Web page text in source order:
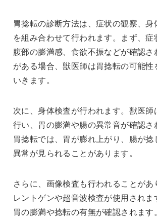
胃捻転の診断方法は、症状の観察、
を組み合わせて行われます。まず、
腹部の膨満感、食欲不振などが確認
がある場合、獣医師は胃捻転の可能
いきます。
次に、身体検査が行われます。獣医
行い、胃の膨満や腸の異常音が確認
胃捻転では、胃が膨れ上がり、腸が
異常が見られることがあります。
さらに、画像検査も行われることが
レントゲンや超音波検査が使用され
胃の膨満や捻転の有無が確認されま